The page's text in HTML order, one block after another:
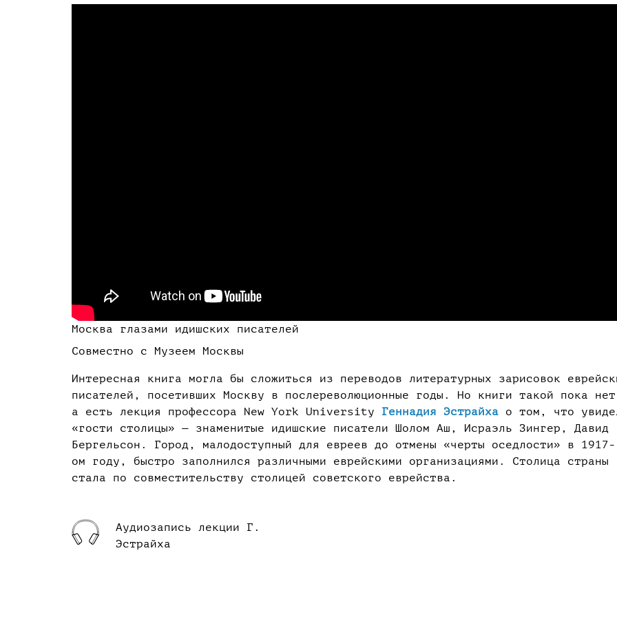
Москва глазами идишских писателей
Совместно с Музеем Москвы
Интересная книга могла бы сложиться из переводов литературных зарисовок
писателей, посетивших Москву в послереволюционные годы. Но книги такой пока
а есть лекция профессора New York University Геннадия Эстрайха о том, что
«гости столицы» — знаменитые идишские писатели Шолом Аш, Исраэль Зингер, Давид
Бергельсон. Город, малодоступный для евреев до отмены «черты оседлости» в 1917-
ом году, быстро заполнился различными еврейскими организациями. Столица страны
стала по совместительству столицей советского еврейства.
Аудиозапись лекции Г.
Эстрайха